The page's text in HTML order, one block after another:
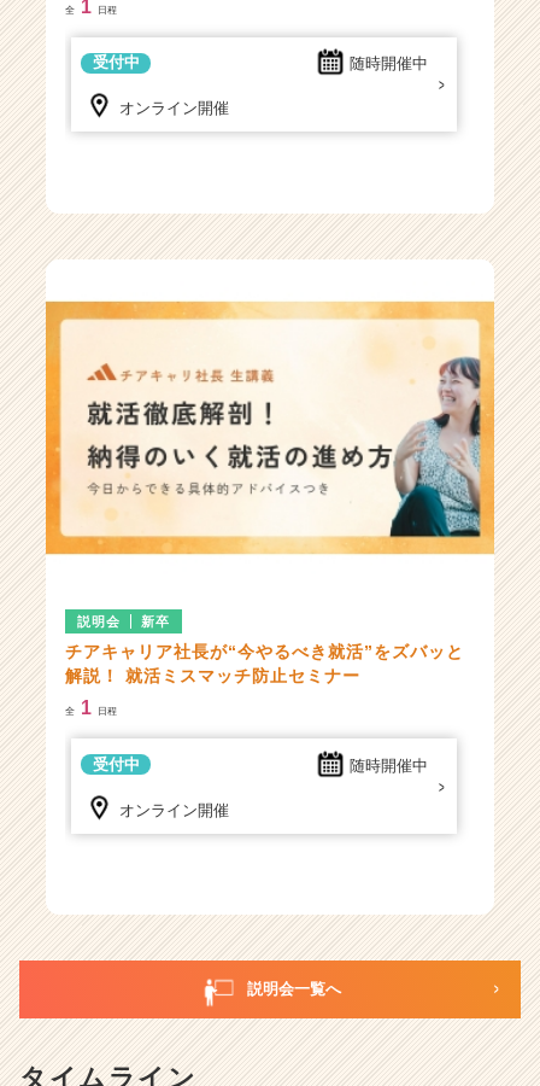
全 1 日程
随時開催中
受付中
オンライン開催
説明会 新卒
チアキャリア社長が“今やるべき就活”をズバッと
解説！ 就活ミスマッチ防止セミナー
全 1 日程
随時開催中
受付中
オンライン開催
説明会一覧へ
タイムライン